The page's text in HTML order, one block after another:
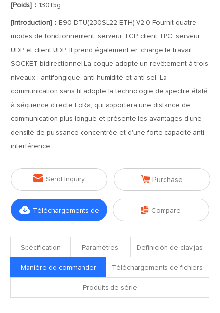
[Poids]： 130±5g
[Introduction]： E90-DTU(230SL22-ETH)-V2.0 Fournit quatre
modes de fonctionnement, serveur TCP, client TPC, serveur
UDP et client UDP. Il prend également en charge le travail
SOCKET bidirectionnel.La coque adopte un revêtement à trois
niveaux : antifongique, anti-humidité et anti-sel. La
communication sans fil adopte la technologie de spectre étalé
à séquence directe LoRa, qui apportera une distance de
communication plus longue et présente les avantages d'une
densité de puissance concentrée et d'une forte capacité anti-
interférence.
 Send Inquiry  Purchase
 Téléchargements de  Compare
Spécification Paramètres Definición de clavijas
Manière de commander Téléchargements de fichiers
Produits de série